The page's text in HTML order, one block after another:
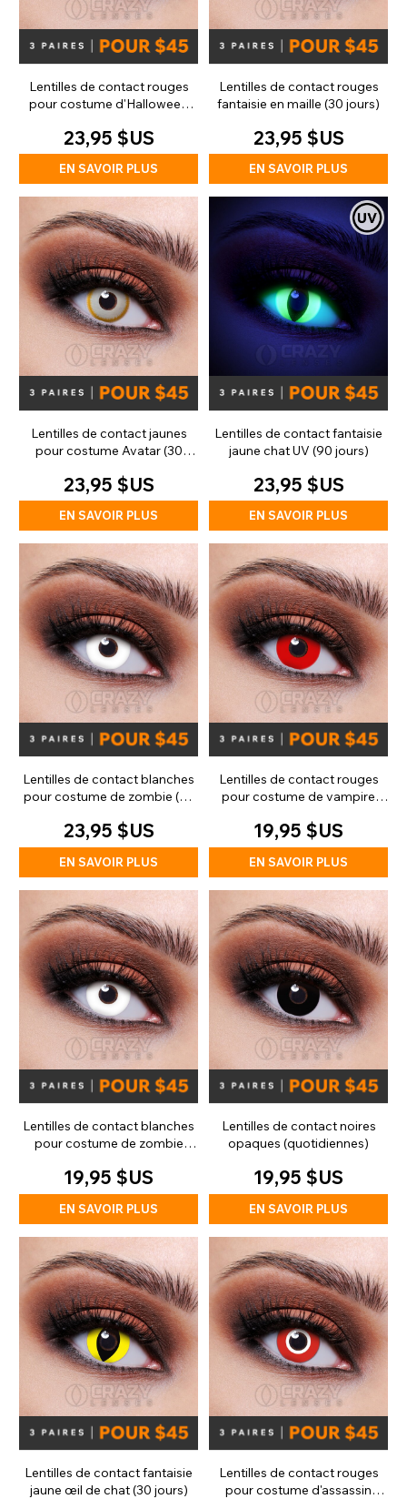
Lentilles de contact rouges
pour costume d'Halloween
23,95 $US
EN SAVOIR PLUS
Lentilles de contact rouges
fantaisie en maille (30 jours)
23,95 $US
EN SAVOIR PLUS
Lentilles de contact jaunes
pour costume Avatar (30
23,95 $US
EN SAVOIR PLUS
Lentilles de contact fantaisie
jaune chat UV (90 jours)
23,95 $US
EN SAVOIR PLUS
Lentilles de contact blanches
pour costume de zombie (30
23,95 $US
EN SAVOIR PLUS
Lentilles de contact rouges
pour costume de vampire
19,95 $US
EN SAVOIR PLUS
Lentilles de contact blanches
pour costume de zombie
19,95 $US
EN SAVOIR PLUS
Lentilles de contact noires
opaques (quotidiennes)
19,95 $US
EN SAVOIR PLUS
Lentilles de contact fantaisie
jaune œil de chat (30 jours)
Lentilles de contact rouges
pour costume d'assassin